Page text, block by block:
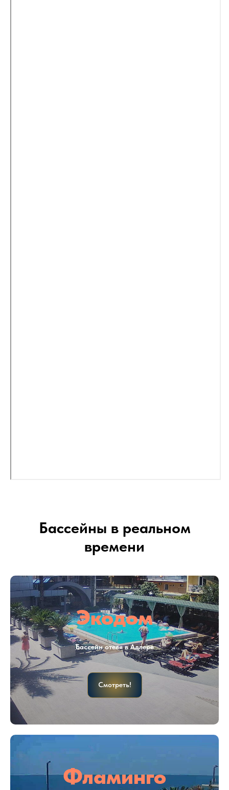
Бассейны в реальном
времени
Экодом
Бассейн отеля в Адлере
Смотреть!
Фламинго